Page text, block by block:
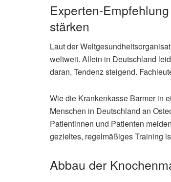
Experten-
stärken
Laut der
weltweit. Allein in Deutschland
daran, Tendenz steigend.
Wie die Krankenkasse Barmer in
Menschen in Deutschland an
Patientinnen und Patienten
gezieltes, regelmäßiges Training
Abbau der